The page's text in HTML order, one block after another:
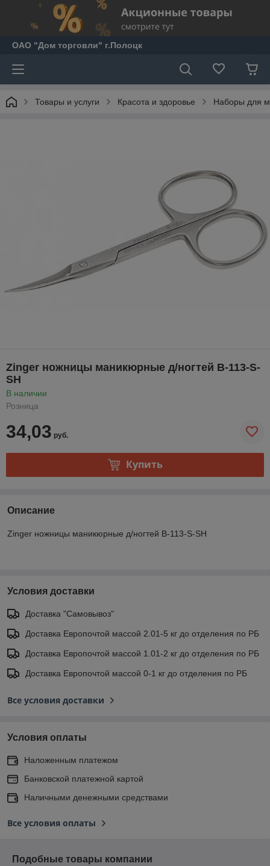
ОАО "Дом торговли" г.Полоцк
Товары и услуги Красота и здоровье Наборы для
Zinger ножницы маникюрные д/ногтей B-113-S-
SH
В наличии
Розница
34,03 руб.
Купить
Описание
Zinger ножницы маникюрные д/ногтей B-113-S-SH
Условия доставки
Доставка "Самовывоз"
Доставка Европочтой массой 2.01-5 кг до отделения по РБ
Доставка Европочтой массой 1.01-2 кг до отделения по РБ
Доставка Европочтой массой 0-1 кг до отделения по РБ
Все условия доставки
Условия оплаты
Наложенным платежом
Банковской платежной картой
Наличными денежными средствами
Все условия оплаты
Подобные товары компании